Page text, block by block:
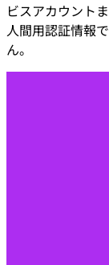
ビスアカウント
人間用認証情報
ん。